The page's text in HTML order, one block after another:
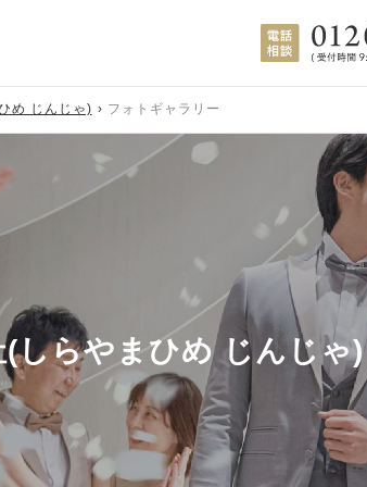
め じんじゃ) フォトギャラリー
(しらやまひめ じんじゃ)